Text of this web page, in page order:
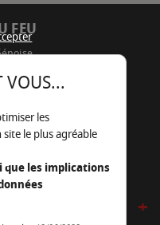
FEU
09
e-mail
VOUS...
les
le plus agréable
que les implications